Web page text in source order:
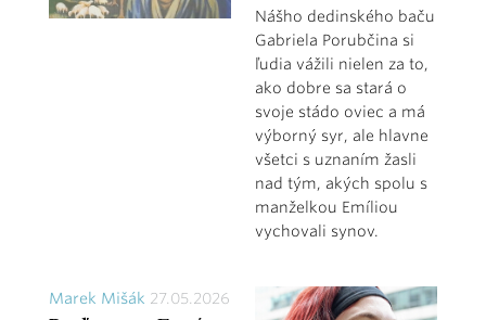
Nášho dedinského baču
Gabriela Porubčina si
ľudia vážili nielen za to,
ako dobre sa stará o
svoje stádo oviec a má
výborný syr, ale hlavne
všetci s uznaním žasli
nad tým, akých spolu s
manželkou Emíliou
vychovali synov.
Marek Mišák 27.05.2026